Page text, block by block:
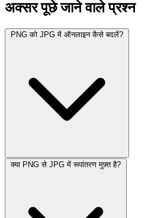
अक्सर पूछे जाने वाले प्रश्न
PNG को JPG में ऑनलाइन कैसे बदलें?
क्या PNG से JPG में रूपांतरण मुफ़्त है?